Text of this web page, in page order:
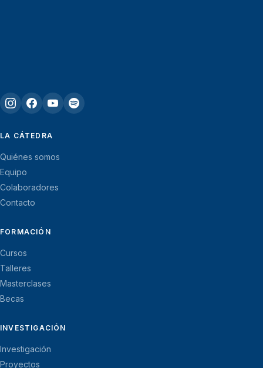
LA CÁTEDRA
Quiénes somos
Equipo
Colaboradores
Contacto
FORMACIÓN
Cursos
Talleres
Masterclases
Becas
INVESTIGACIÓN
Investigación
Proyectos